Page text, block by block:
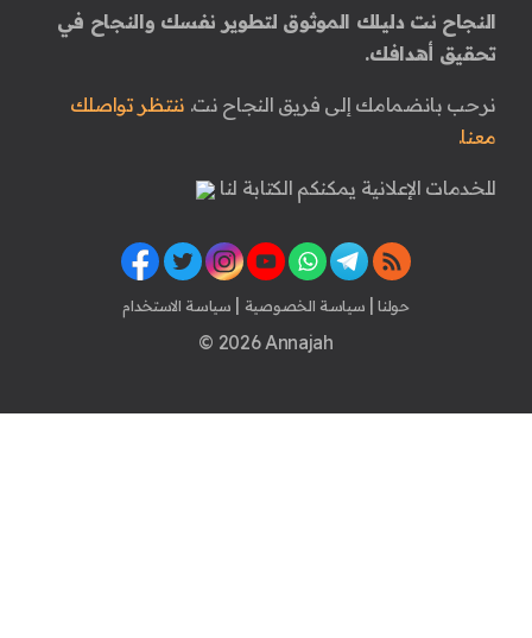
النجاح نت دليلك الموثوق لتطوير نفسك والنجاح في
تحقيق أهدافك.
نرحب بانضمامك إلى فريق النجاح نت. ننتظر تواصلك
معنا.
للخدمات الإعلانية يمكنكم الكتابة لنا
حولنا | سياسة الخصوصية | سياسة الاستخدام
© 2026 Annajah